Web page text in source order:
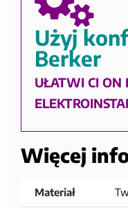
Użyj
Berker
UŁATWI CI ON
Więcej
Materiał